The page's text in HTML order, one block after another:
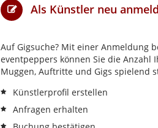
Als Künstler neu
Auf Gigsuche? Mit einer Anmeldung
eventpeppers können Sie die Anzahl
Muggen, Auftritte und Gigs spielend
Künstlerprofil erstellen
Anfragen erhalten